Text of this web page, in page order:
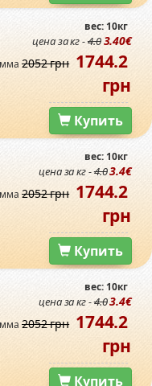
вес: 10кг
цена за кг -4.03.40€
2052 грн 1744.2
грн
Купить
вес: 10кг
цена за кг -4.03.4€
2052 грн 1744.2
грн
Купить
вес: 10кг
цена за кг -4.03.4€
2052 грн 1744.2
грн
Купить